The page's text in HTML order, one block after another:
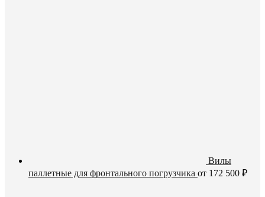
Вилы
паллетные для фронтального погрузчика от 172 500 ₽